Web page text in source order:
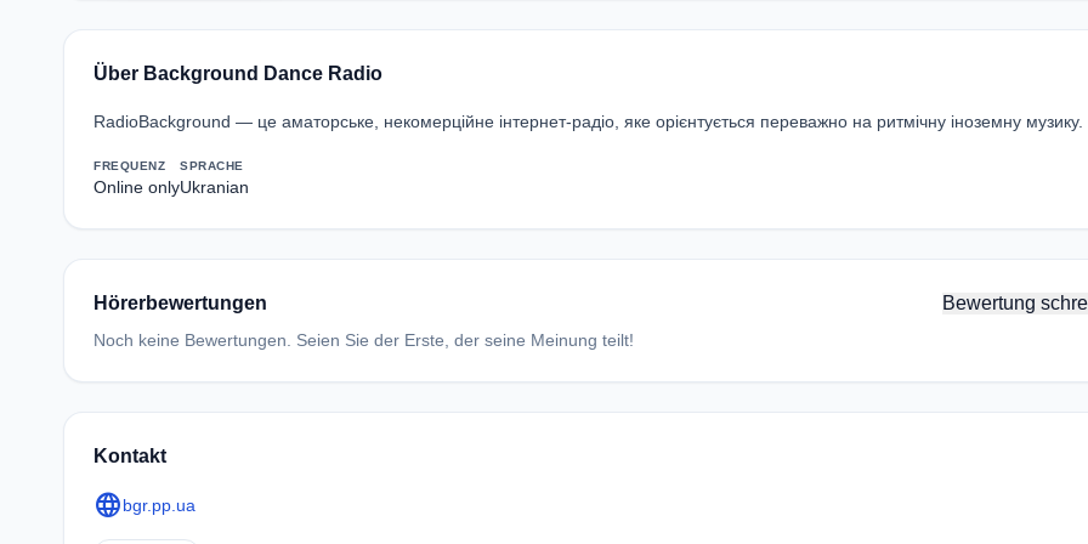
Über Background Dance Radio
RadioBackground — це аматорське, некомерційне інтернет-радіо, яке орієнтується переважно на ритмічну іноземну музику.
FREQUENZ
Online only
SPRACHE
Ukranian
Hörerbewertungen Bewertung
Noch keine Bewertungen. Seien Sie der Erste, der seine Meinung teilt!
Kontakt
languagebgr.pp.ua